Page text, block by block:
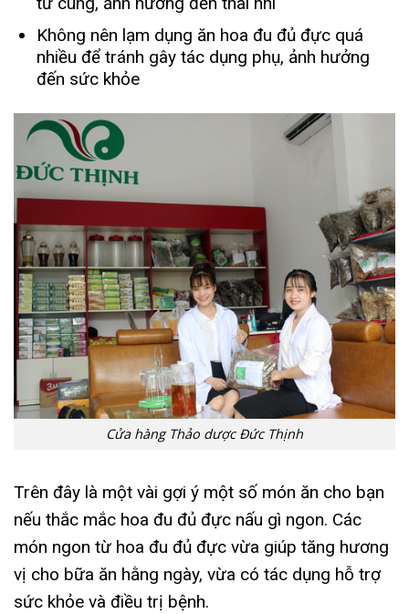
Không nên lạm dụng ăn hoa đu đủ đực quá
nhiều để tránh gây tác dụng phụ, ảnh hưởng
đến sức khỏe
Cửa hàng Thảo dược Đức Thịnh
Trên đây là một vài gợi ý một số món ăn cho bạn
nếu thắc mắc hoa đu đủ đực nấu gì ngon. Các
món ngon từ hoa đu đủ đực vừa giúp tăng hương
vị cho bữa ăn hằng ngày, vừa có tác dụng hỗ trợ
sức khỏe và điều trị bệnh.